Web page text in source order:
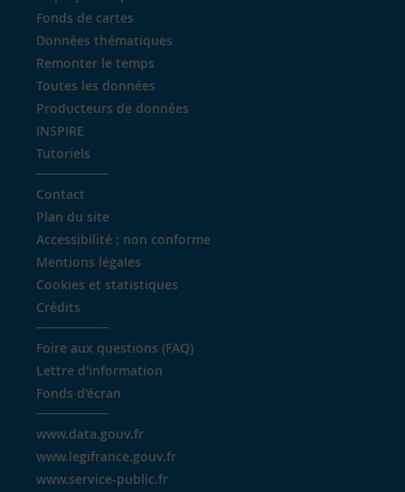
Fonds de cartes
Données thématiques
Remonter le temps
Toutes les données
Producteurs de données
INSPIRE
Tutoriels
Contact
Plan du site
Accessibilité : non conforme
Mentions légales
Cookies et statistiques
Crédits
Foire aux questions (FAQ)
Lettre d'information
Fonds d'écran
www.data.gouv.fr
www.legifrance.gouv.fr
www.service-public.fr